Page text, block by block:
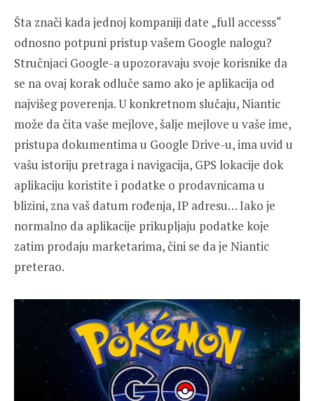
Šta znači kada jednoj kompaniji date „full accesss“
odnosno potpuni pristup vašem Google nalogu?
Stručnjaci Google-a upozoravaju svoje korisnike da
se na ovaj korak odluče samo ako je aplikacija od
najvišeg poverenja. U konkretnom slučaju, Niantic
može da čita vaše mejlove, šalje mejlove u vaše ime,
pristupa dokumentima u Google Drive-u, ima uvid u
vašu istoriju pretraga i navigacija, GPS lokacije dok
aplikaciju koristite i podatke o prodavnicama u
blizini, zna vaš datum rođenja, IP adresu… Iako je
normalno da aplikacije prikupljaju podatke koje
zatim prodaju marketarima, čini se da je Niantic
preterao.